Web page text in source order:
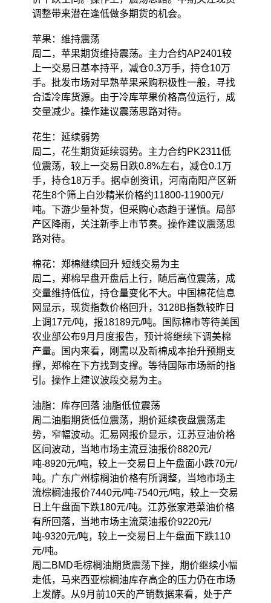
调整带来潜在逢低做多期货的机会。
苹果：维持震荡
周二，苹果期货维持震荡。主力合约AP2401较
上一交易日基本持平，减仓0.3万手，持仓10万
手。批发市场对早熟苹果采购积极性一般，寻找
合适冷库货源。由于冷库苹果价格高位运行，成
交量减少。操作建议震荡思路对待。
花生：延续弱势
周二，花生期货延续弱势。主力合约PK2311低
位震荡，较上一交易日跌0.8%左右，减仓0.1万
手，持仓18万手。据卓创资讯，河南南阳产区新
花生8个筛上白沙精米价格约11800-11900元/
吨。下游少量补货，但采购心态趋于谨慎。局部
产区降雨，关注新季上市节奏。操作建议震荡思
路对待。
棉花：郑棉继续回升 短线交易为主
周二，郑棉早盘开盘后上行，随后高位震荡，成
交量维持低位，持仓量变化不大。中国棉花信息
网显示，现货指数价格回升，3128B指数较昨日
上调17元/吨，报18189元/吨。国际棉市等待美国
农业部公布9月月度报告，预计将继续下调美棉
产量。国内来看，刚需以及新棉成本抬升预期支
撑，郑棉在下方找到支撑。等待国际市场新的指
引。操作上建议波段交易为主。
油脂：库存回落 油脂低位震荡
周二油脂期货低位震荡，期价延续夜盘震荡走
势，窄幅波动。汇易网报价显示，江苏豆油价格
区间波动，当地市场主流豆油报价8820元/
吨-8920元/吨，较上一交易日上午盘面小跌70元/
吨。广东广州棕榈油价格有所调整，当地市场主
流棕榈油报价7440元/吨-7540元/吨，较上一交易
日上午盘面下跌180元/吨。江苏张家港菜油价格
有所回落，当地市场主流菜油报价9220元/
吨-9320元/吨，较上一交易日上午盘面下跌110
元/吨。
周二BMD毛棕榈油期货震荡下挫，期价继续小幅
走低，马来西亚棕榈油库存高企的压力仍在市场
上发酵。从9月前10天的产销数据来看，处于产